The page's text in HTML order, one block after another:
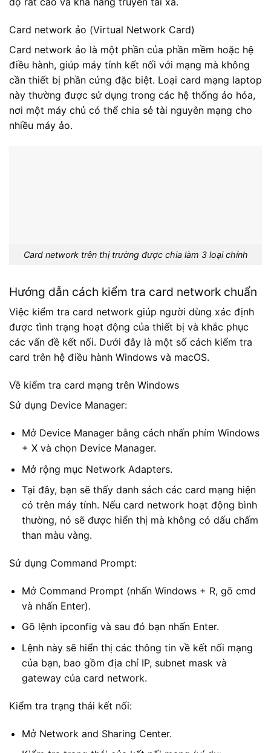
Card network ảo (Virtual Network Card)
Card network ảo là một phần của phần mềm hoặc hệ
điều hành, giúp máy tính kết nối với mạng mà không
cần thiết bị phần cứng đặc biệt. Loại card mạng laptop
này thường được sử dụng trong các hệ thống ảo hóa,
nơi một máy chủ có thể chia sẻ tài nguyên mạng cho
nhiều máy ảo.
Card network trên thị trường được chia làm 3 loại chính
Hướng dẫn cách kiểm tra card network chuẩn
Việc kiểm tra card network giúp người dùng xác định
được tình trạng hoạt động của thiết bị và khắc phục
các vấn đề kết nối. Dưới đây là một số cách kiểm tra
card trên hệ điều hành Windows và macOS.
Về kiểm tra card mạng trên Windows
Sử dụng Device Manager:
Mở Device Manager bằng cách nhấn phím Windows
+ X và chọn Device Manager.
Mở rộng mục Network Adapters.
Tại đây, bạn sẽ thấy danh sách các card mạng hiện
có trên máy tính. Nếu card network hoạt động bình
thường, nó sẽ được hiển thị mà không có dấu chấm
than màu vàng.
Sử dụng Command Prompt:
Mở Command Prompt (nhấn Windows + R, gõ cmd
và nhấn Enter).
Gõ lệnh ipconfig và sau đó bạn nhấn Enter.
Lệnh này sẽ hiển thị các thông tin về kết nối mạng
của bạn, bao gồm địa chỉ IP, subnet mask và
gateway của card network.
Kiểm tra trạng thái kết nối:
Mở Network and Sharing Center.